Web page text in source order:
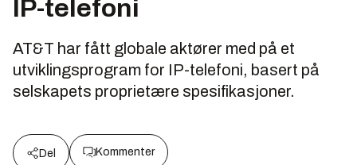
IP-telefoni
AT&T har fått globale aktører med på et
utviklingsprogram for IP-telefoni, basert på
selskapets proprietære spesifikasjoner.
Del Kommenter